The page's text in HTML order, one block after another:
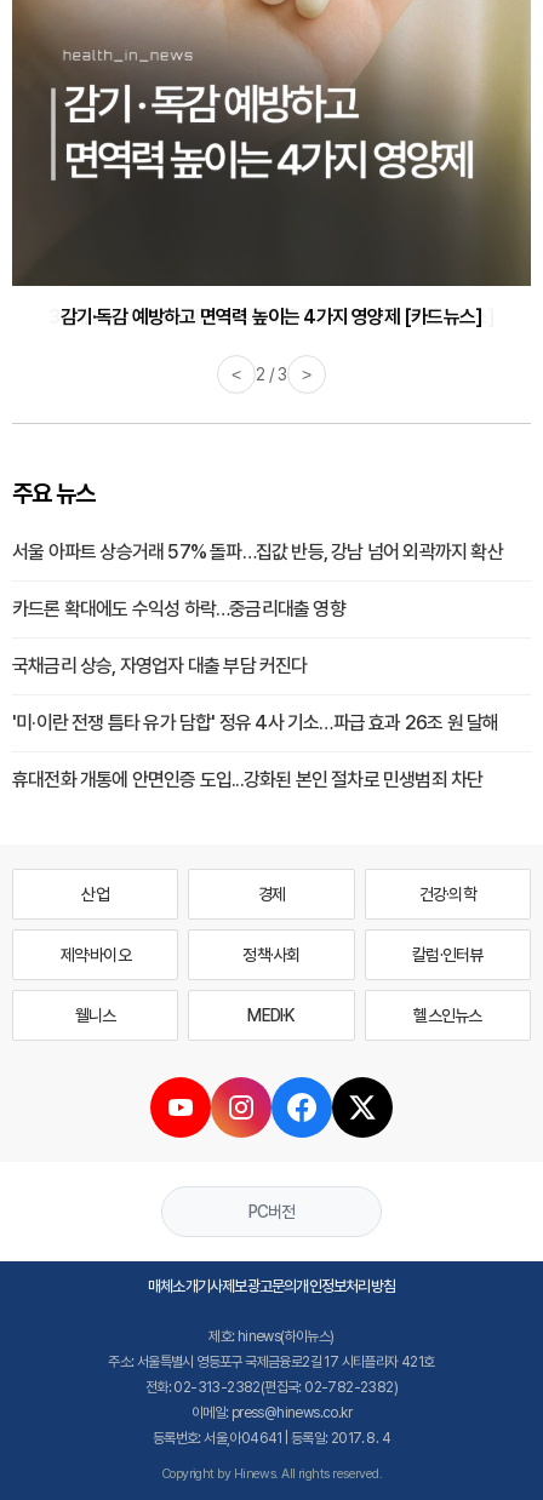
감기·독감 예방하고 면역력 높이는 4가지 영양제 [카드뉴스]
< 3 / 3 >
주요 뉴스
서울 아파트 상승거래 57% 돌파…집값 반등, 강남 넘어 외곽까지 확산
카드론 확대에도 수익성 하락…중금리대출 영향
국채금리 상승, 자영업자 대출 부담 커진다
'미·이란 전쟁 틈타 유가 담합' 정유 4사 기소…파급 효과 26조 원 달해
휴대전화 개통에 안면인증 도입...강화된 본인 절차로 민생범죄 차단
산업 경제 건강·의학
제약·바이오 정책·사회 칼럼·인터뷰
웰니스 MEDI·K 헬스인뉴스
PC버전
매체소개기사제보광고문의개인정보처리방침
제호: hinews(하이뉴스)
주소: 서울특별시 영등포구 국제금융로2길 17 시티플라자 421호
전화: 02-313-2382(편집국: 02-782-2382)
이메일: press@hinews.co.kr
등록번호: 서울,아04641 | 등록일: 2017. 8. 4
Copyright by Hinews. All rights reserved.